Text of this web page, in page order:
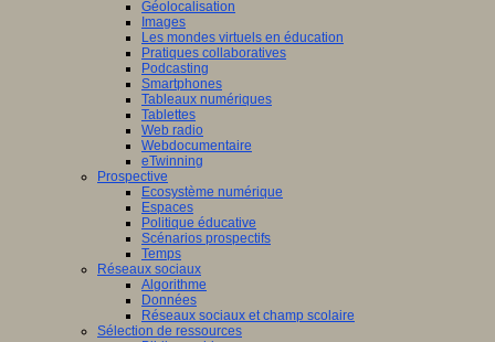
Géolocalisation
Images
Les mondes virtuels en éducation
Pratiques collaboratives
Podcasting
Smartphones
Tableaux numériques
Tablettes
Web radio
Webdocumentaire
eTwinning
Prospective
Ecosystème numérique
Espaces
Politique éducative
Scénarios prospectifs
Temps
Réseaux sociaux
Algorithme
Données
Réseaux sociaux et champ scolaire
Sélection de ressources